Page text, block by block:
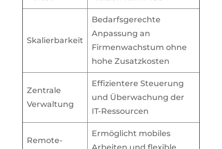
Skalierbarkeit
Bedarfsgerechte
Anpassung an
Firmenwachstum ohne
hohe Zusatzkosten
Zentrale
Verwaltung
Effizientere Steuerung
und Überwachung der
IT-Ressourcen
Remote-
Ermöglicht mobiles
Arbeiten und flexible